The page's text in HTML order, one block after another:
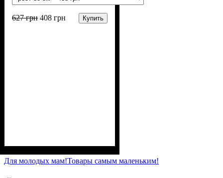
627грн 408 грн Купить
(70% х/б, 30% эластан)
Для молодых мам!Товары самым маленьким!